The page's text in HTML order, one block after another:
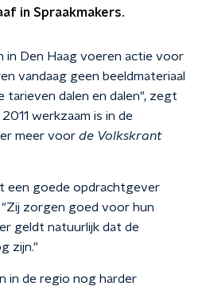
in Spraakmakers.
Den Haag voeren actie voor
vandaag geen beeldmateriaal
tarieven dalen en dalen", zegt
werkzaam is in de
meer voor de Volkskrant
een goede opdrachtgever
zorgen goed voor hun
geldt natuurlijk dat de
zijn."
in de regio nog harder